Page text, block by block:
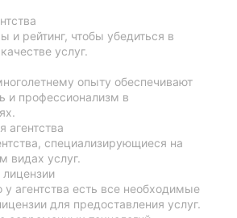
и рейтинг, чтобы убедиться в
услуг.
опыту обеспечивают
и профессионализм в
агентства
специализирующиеся на
видах услуг.
лицензии
у агентства есть все необходимые
для предоставления услуг.